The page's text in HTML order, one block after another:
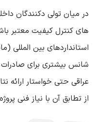
در میان تولی دکنندگان
های کنترل کیفیت معتبر
استانداردهای بین‌ المللی
شانس بیشتری برای صادرات
عراقی حتی خواستار ارائه
از تطابق آن با نیاز فنی